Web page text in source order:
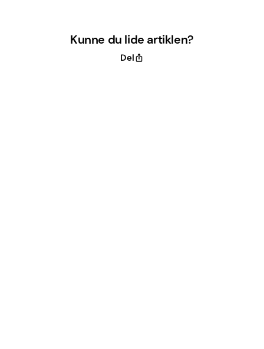
Kunne du lide artiklen?
Del